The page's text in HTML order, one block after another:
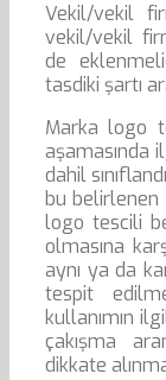
Vekil/vekil
vekil/vekil
de
tasdiki şartı
Marka logo
aşamasında
dahil
bu belirlenen
logo tescili
olmasına
aynı ya da
tespit
kullanımın
çakışma
dikkate